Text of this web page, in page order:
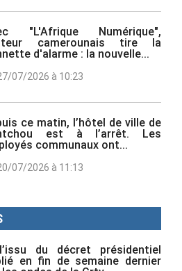
"L'Afrique Numérique",
camerounais tire la
d'alarme : la nouvelle...
07/2026 à 10:23
ce matin, l’hôtel de ville de
est à l’arrêt. Les
communaux ont...
07/2026 à 11:13
du décret présidentiel
en fin de semaine dernier